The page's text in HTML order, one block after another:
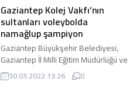
Gaziantep Kolej Vakfı’nın
sultanları voleybolda
namağlup şampiyon
Gaziantep Büyükşehir Belediyesi,
Gaziantep İl Milli Eğitim Müdürlüğü ve
Gençlik ve Spor İl Müdürlüğü
işbirliğiyle düzenlenen "Mustafa
30.03.2022 13:26 0